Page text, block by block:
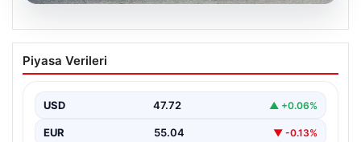
06.08.2026
TÜGVA’dan çocuklar için meydan
şenlikleri
Piyasa Verileri
USD 47.72 ▲ +0.06%
EUR 55.04 ▼ -0.13%